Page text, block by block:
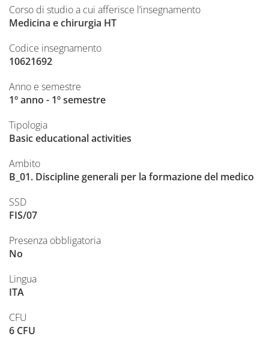
Corso di studio a cui afferisce l’insegnamento
Medicina e chirurgia HT
Codice insegnamento
10621692
Anno e semestre
1º anno - 1º semestre
Tipologia
Basic educational activities
Ambito
B_01. Discipline generali per la formazione del medico
SSD
FIS/07
Presenza obbligatoria
No
Lingua
ITA
CFU
6 CFU